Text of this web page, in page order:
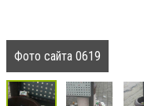
Фото сайта 0619